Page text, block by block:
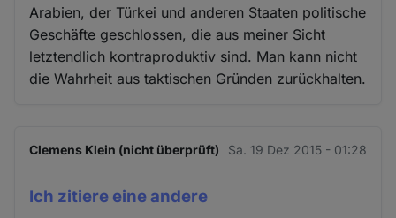
Arabien, der Türkei und anderen Staaten politische
Geschäfte geschlossen, die aus meiner Sicht
letztendlich kontraproduktiv sind. Man kann nicht
die Wahrheit aus taktischen Gründen zurückhalten.
Clemens Klein (nicht überprüft) Sa. 19 Dez 2015 - 01:28
Ich zitiere eine andere